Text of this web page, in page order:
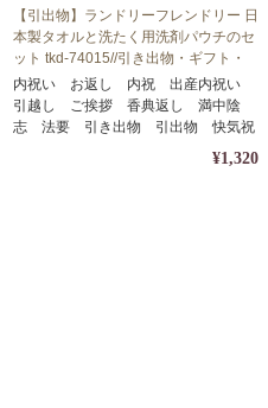
【引出物】ランドリーフレンドリー 日
本製タオルと洗たく用洗剤パウチのセ
ット tkd-74015//引き出物・ギフト・
内祝い・お中元・お歳暮等に
内祝い お返し 内祝 出産内祝い
引越し ご挨拶 香典返し 満中陰
志 法要 引き出物 引出物 快気祝
¥1,320